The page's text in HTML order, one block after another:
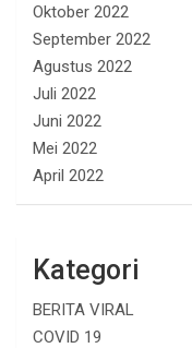
Oktober 2022
September 2022
Agustus 2022
Juli 2022
Juni 2022
Mei 2022
April 2022
Kategori
BERITA VIRAL
COVID 19